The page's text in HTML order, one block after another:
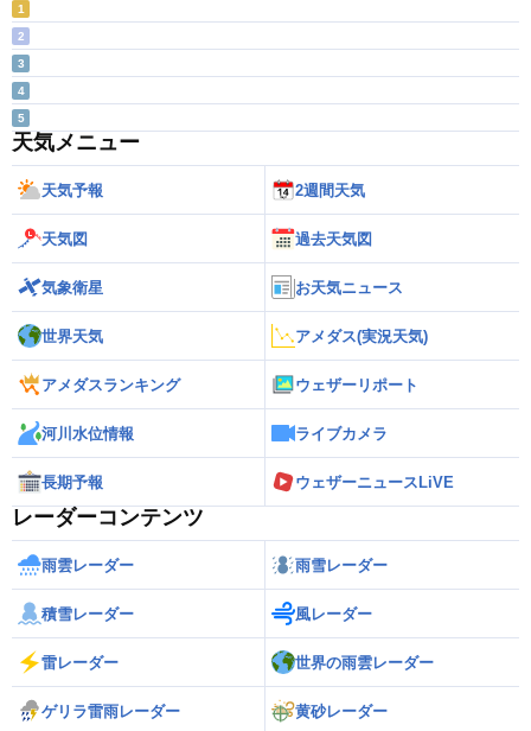
1
2
3
4
5
天気メニュー
天気予報 2週間天気
天気図 過去天気図
気象衛星 お天気ニュース
世界天気 アメダス(実況天気)
アメダスランキング ウェザーリポート
河川水位情報 ライブカメラ
長期予報 ウェザーニュースLiVE
レーダーコンテンツ
雨雲レーダー 雨雪レーダー
積雪レーダー 風レーダー
雷レーダー 世界の雨雲レーダー
ゲリラ雷雨レーダー 黄砂レーダー